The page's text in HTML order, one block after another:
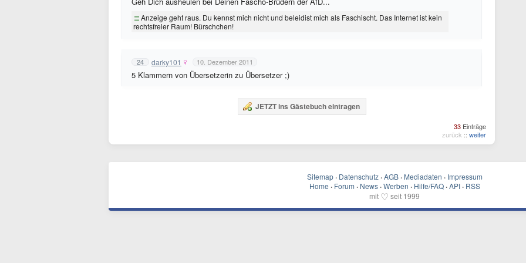
Anzeige geht raus. Du kennst mich nicht und beleidist mich als Faschischt. Das Internet ist kein
rechtsfreier Raum! Bürschchen!
24 darky101 10. Dezember 2011
5 Klammern von Übersetzerin zu Übersetzer ;)
JETZT ins Gästebuch eintragen
33 Einträge
zurück :: weiter
Sitemap · Datenschutz · AGB · Mediadaten · Impressum
Home · Forum · News · Werben · Hilfe/FAQ · API · RSS
mit ♡ seit 1999